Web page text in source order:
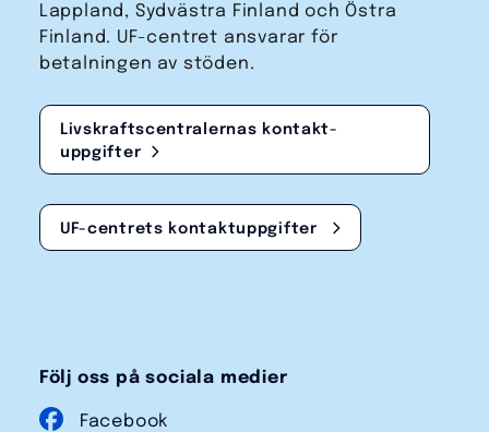
Lappland, Sydvästra Finland och Östra
Finland. UF-centret ansvarar för
betalningen av stöden.
Livskraftscentralernas kontakt­
uppgifter
UF-centrets kontakt­uppgifter
Följ oss på sociala medier
Facebook